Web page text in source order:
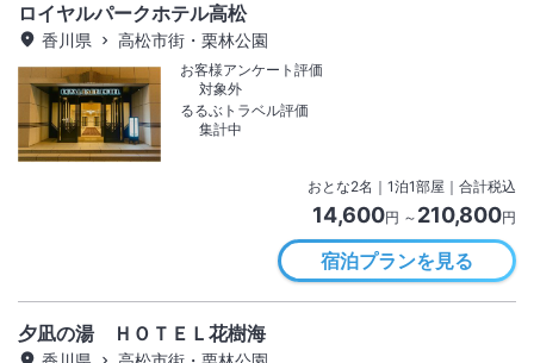
ロイヤルパークホテル高松
香川県 高松市街・栗林公園
お客様アンケート評価
対象外
るるぶトラベル評価
集計中
おとな2名 ｜ 1泊1部屋｜合計税込
14,600円 ～ 210,800円
宿泊プランを見る
夕凪の湯 ＨＯＴＥＬ花樹海